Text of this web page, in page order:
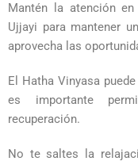
Mantén la atención
Ujjayi para mantener
aprovecha las
El Hatha Vinyasa
es importante
recuperación.
No te saltes la